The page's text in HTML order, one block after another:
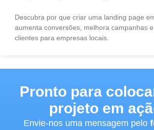
Descubra por que criar uma landing page
aumenta conversões, melhora campanhas
clientes para empresas locais.
Pronto para
projeto em
Envie-nos uma mensagem pelo